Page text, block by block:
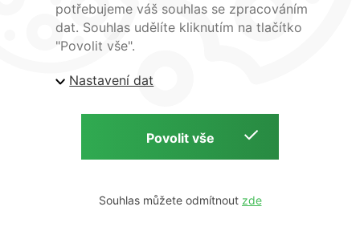
zpracování os. údajů.
© All rights reserved 2023. POLANDIA ·
potřebujeme váš souhlas se zpracováním
dat. Souhlas udělíte kliknutím na tlačítko
"Povolit vše".
Nastavení dat
Souhlas můžete odmítnout